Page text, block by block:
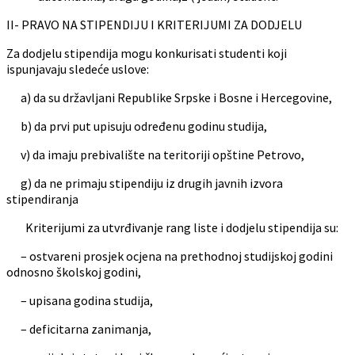
II- PRAVO NA STIPENDIJU I KRITERIJUMI ZA DODJELU
Za dodjelu stipendija mogu konkurisati studenti koji
ispunjavaju sledeće uslove:
a) da su državljani Republike Srpske i Bosne i Hercegovine,
b) da prvi put upisuju određenu godinu studija,
v) da imaju prebivalište na teritoriji opštine Petrovo,
g) da ne primaju stipendiju iz drugih javnih izvora
stipendiranja
Kriterijumi za utvrđivanje rang liste i dodjelu stipendija su:
– ostvareni prosjek ocjena na prethodnoj studijskoj godini
odnosno školskoj godini,
– upisana godina studija,
– deficitarna zanimanja,